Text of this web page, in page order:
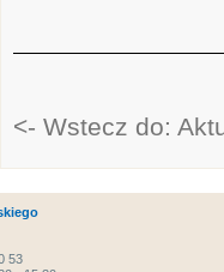
<- Wstecz do:
53